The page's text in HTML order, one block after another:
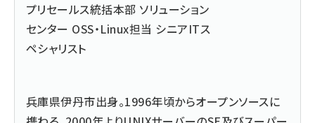
プリセールス統括本部 ソリューション
センター OSS・Linux担当 シニアITス
ペシャリスト
兵庫県伊丹市出身。1996年頃からオープンソースに